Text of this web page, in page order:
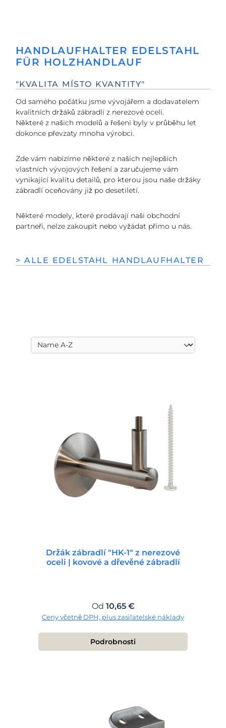
HANDLAUFHALTER EDELSTAHL
FÜR HOLZHANDLAUF
"KVALITA MÍSTO KVANTITY"
Od samého počátku jsme vývojářem a dodavatelem
kvalitních držáků zábradlí z nerezové oceli.
Některé z našich modelů a řešení byly v průběhu let
dokonce převzaty mnoha výrobci.
Zde vám nabízíme některé z našich nejlepších
vlastních vývojových řešení a zaručujeme vám
vynikající kvalitu detailů, pro kterou jsou naše držáky
zábradlí oceňovány již po desetiletí.
Některé modely, které prodávají naši obchodní
partneři, nelze zakoupit nebo vyžádat přímo u nás.
> ALLE EDELSTAHL HANDLAUFHALTER
Držák zábradlí "HK-1" z nerezové
oceli | kovové a dřevěné zábradlí
Běžná cena:
Od 10,65 €
Ceny včetně DPH, plus zasilatelské náklady
Podrobnosti